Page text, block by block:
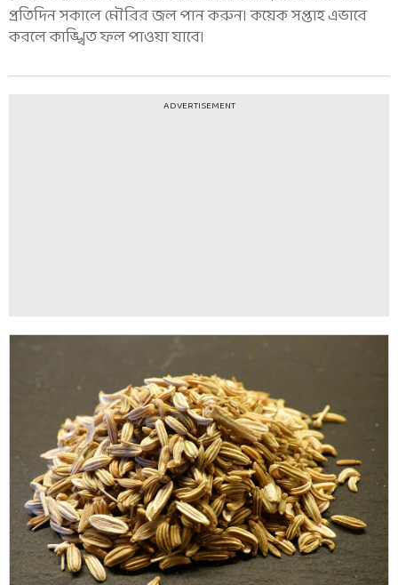
প্রতিদিন সকালে মৌরির জল পান করুন। কয়েক সপ্তাহ এভাবে
করলে কাঙ্খিত ফল পাওয়া যাবে।
ADVERTISEMENT